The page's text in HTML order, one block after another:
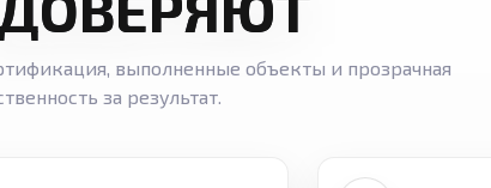
выполненные объекты и прозрачная
за результат.